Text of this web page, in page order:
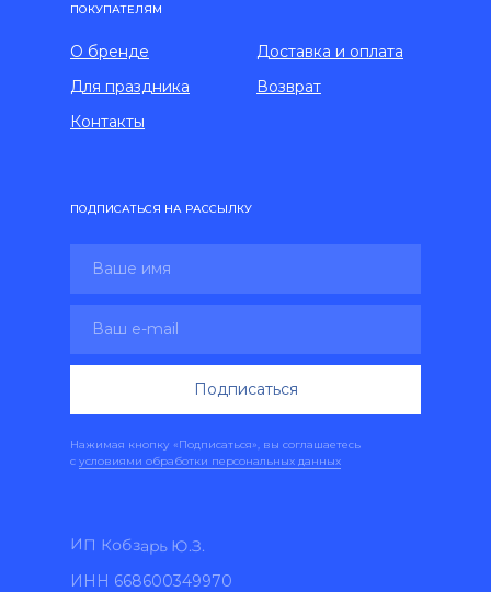
ИП Кобзарь Ю.З.
ИНН 668600349970
О бренде
Доставка и оплата
Возврат
Нажимая кнопку «Подписаться», вы соглашаетесь
с условиями обработки персональных данных
Подписаться
ПОКУПАТЕЛЯМ
ПОДПИСАТЬСЯ НА РАССЫЛКУ
Контакты
Для праздника